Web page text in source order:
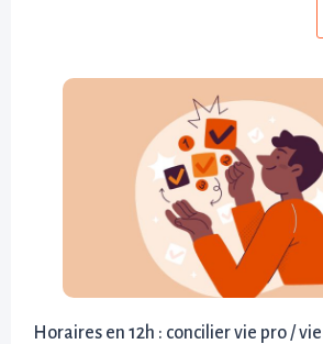
Horaires en 12h : concilier vie pro /